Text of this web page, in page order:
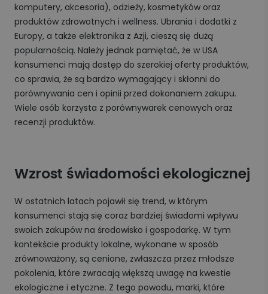
komputery, akcesoria), odzieży, kosmetyków oraz
produktów zdrowotnych i wellness. Ubrania i dodatki z
Europy, a także elektronika z Azji, cieszą się dużą
popularnością. Należy jednak pamiętać, że w USA
konsumenci mają dostęp do szerokiej oferty produktów,
co sprawia, że są bardzo wymagający i skłonni do
porównywania cen i opinii przed dokonaniem zakupu.
Wiele osób korzysta z porównywarek cenowych oraz
recenzji produktów.
Wzrost świadomości ekologicznej
W ostatnich latach pojawił się trend, w którym
konsumenci stają się coraz bardziej świadomi wpływu
swoich zakupów na środowisko i gospodarkę. W tym
kontekście produkty lokalne, wykonane w sposób
zrównoważony, są cenione, zwłaszcza przez młodsze
pokolenia, które zwracają większą uwagę na kwestie
ekologiczne i etyczne. Z tego powodu, marki, które